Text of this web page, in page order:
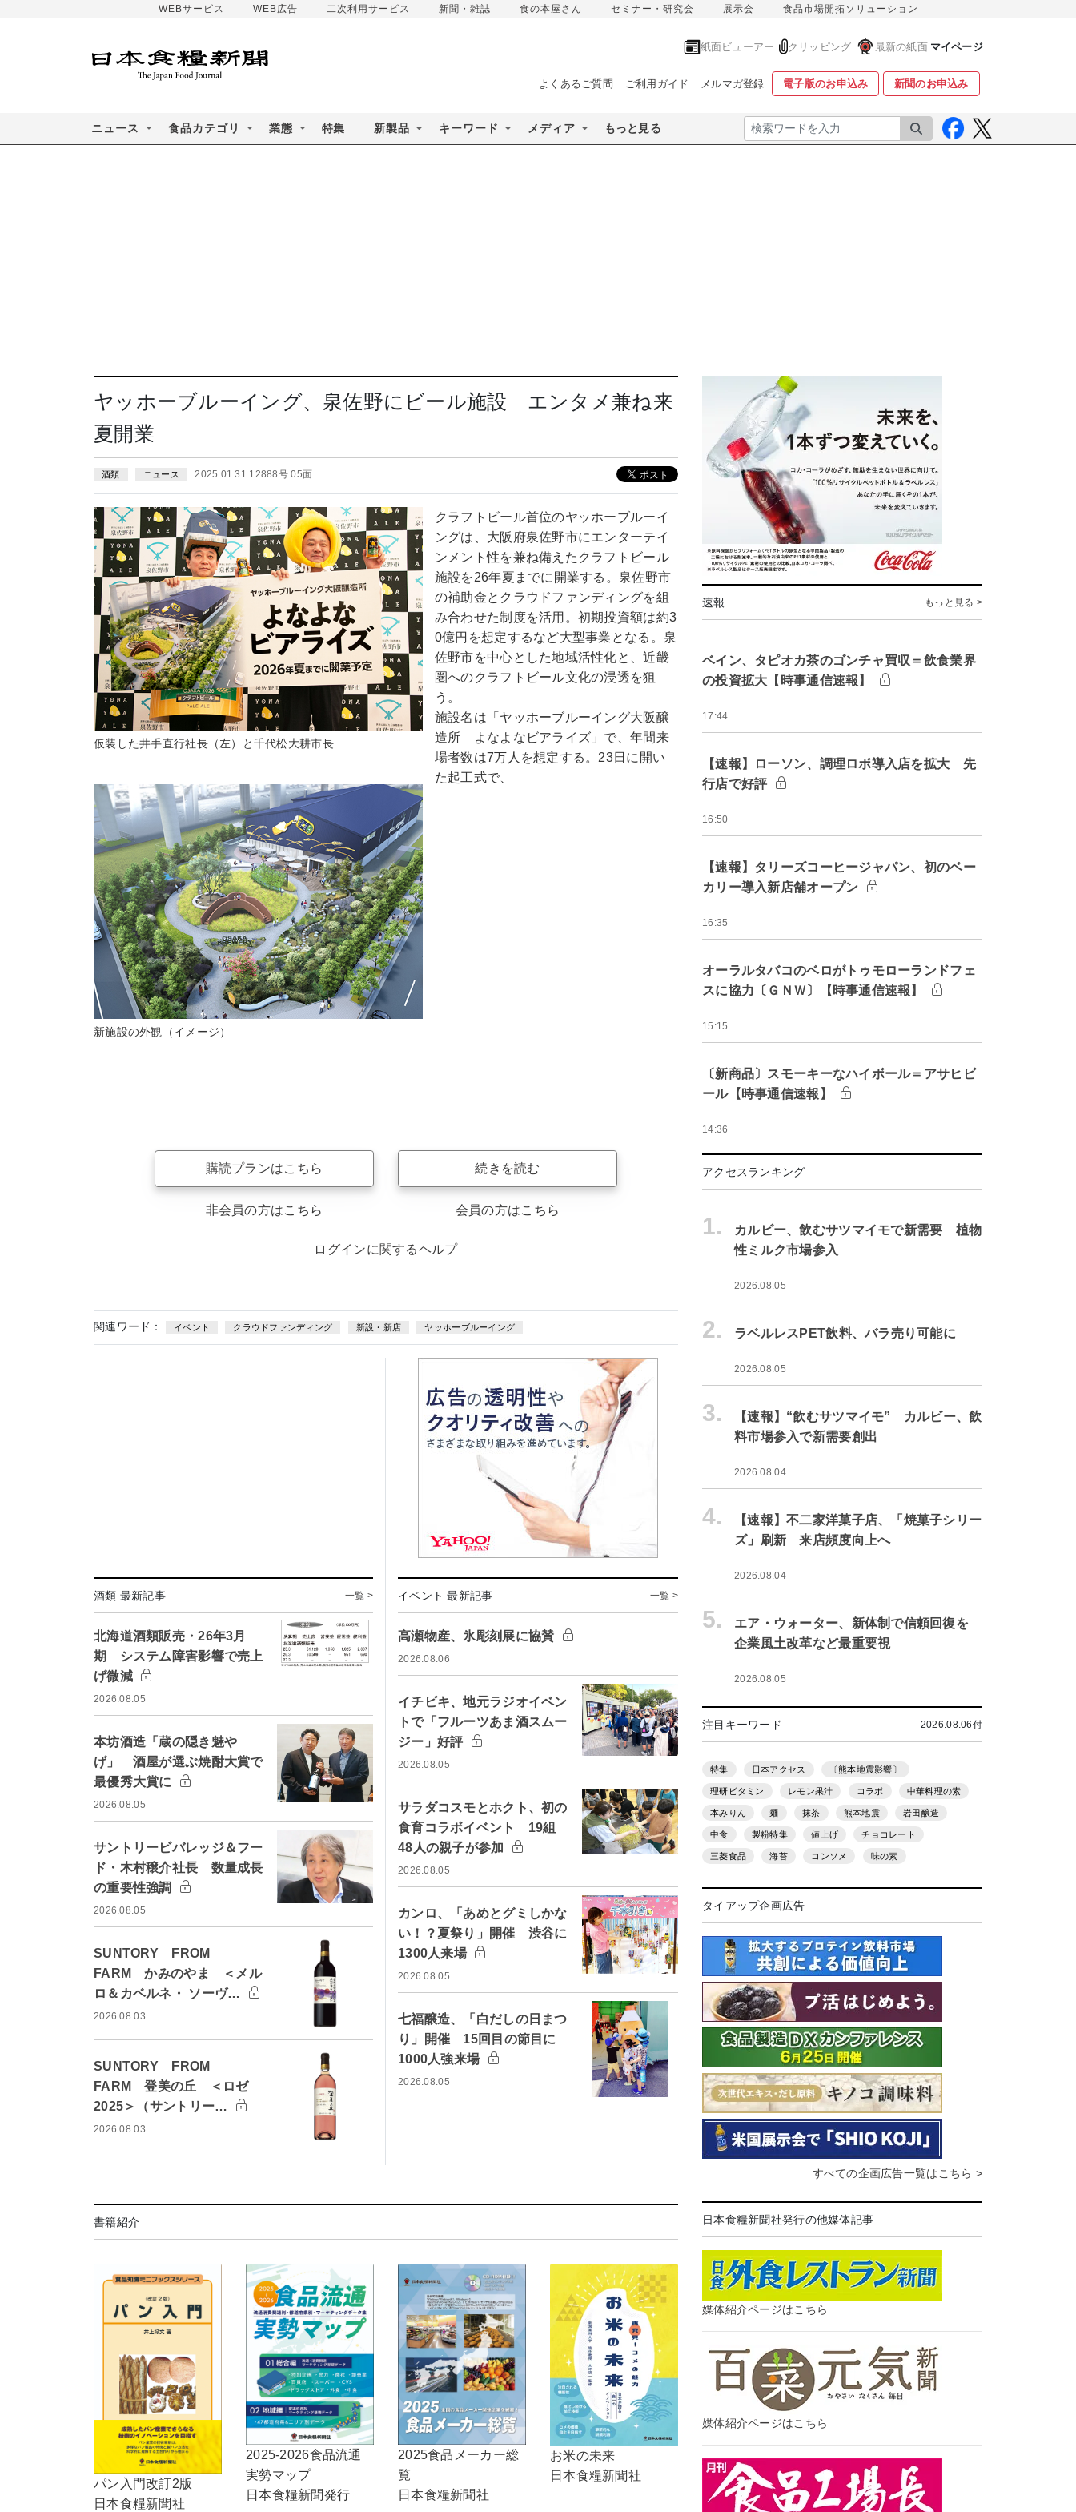
WEBサービス WEB広告 二次利用サービス 新聞・雑誌 食の本屋さん セミナー・研究会 展示会 食品市場開拓ソリューション
紙面ビューアー クリッピング 最新の紙面 マイページ
よくあるご質問 ご利用ガイド メルマガ登録 電子版のお申込み 新聞のお申込み
ニュース 食品カテゴリ 業態 特集 新製品 キーワード メディア もっと見る 検索
ヤッホーブルーイング、泉佐野にビール施設 エンタメ兼ね来
夏開業
酒類 ニュース 2025.01.31 12888号 05面
仮装した井手直行社長（左）と千代松大耕市長
新施設の外観（イメージ）
クラフトビール首位のヤッホーブルーイ
ングは、大阪府泉佐野市にエンターテイ
ンメント性を兼ね備えたクラフトビール
施設を26年夏までに開業する。泉佐野市
の補助金とクラウドファンディングを組
み合わせた制度を活用。初期投資額は約3
0億円を想定するなど大型事業となる。泉
佐野市を中心とした地域活性化と、近畿
圏へのクラフトビール文化の浸透を狙
う。
施設名は「ヤッホーブルーイング大阪醸
造所 よなよなビアライズ」で、年間来
場者数は7万人を想定する。23日に開い
た起工式で、
購読プランはこちら
非会員の方はこちら
続きを読む
会員の方はこちら
ログインに関するヘルプ
関連ワード： イベント クラウドファンディング 新設・新店 ヤッホーブルーイング
酒類 最新記事 一覧 >
北海道酒類販売・26年3月
期 システム障害影響で売上
げ微減
2026.08.05
本坊酒造「蔵の隠き魅や
げ」 酒屋が選ぶ焼酎大賞で
最優秀大賞に
2026.08.05
サントリービバレッジ＆フー
ド・木村穣介社長 数量成長
の重要性強調
2026.08.05
SUNTORY FROM
FARM かみのやま ＜メル
ロ＆カベルネ・ ソーヴ…
2026.08.03
SUNTORY FROM
FARM 登美の丘 ＜ロゼ
2025＞（サントリー…
2026.08.03
イベント 最新記事 一覧 >
高瀬物産、氷彫刻展に協賛
2026.08.06
イチビキ、地元ラジオイベン
トで「フルーツあま酒スムー
ジー」好評
2026.08.05
サラダコスモとホクト、初の
食育コラボイベント 19組
48人の親子が参加
2026.08.05
カンロ、「あめとグミしかな
い！？夏祭り」開催 渋谷に
1300人来場
2026.08.05
七福醸造、「白だしの日まつ
り」開催 15回目の節目に
1000人強来場
2026.08.05
書籍紹介
パン入門改訂2版
日本食糧新聞社
2025-2026食品流通
実勢マップ
日本食糧新聞発行
2025食品メーカー総
覧
日本食糧新聞社
お米の未来
日本食糧新聞社
速報 もっと見る >
ベイン、タピオカ茶のゴンチャ買収＝飲食業界
の投資拡大【時事通信速報】
17:44
【速報】ローソン、調理ロボ導入店を拡大 先
行店で好評
16:50
【速報】タリーズコーヒージャパン、初のベー
カリー導入新店舗オープン
16:35
オーラルタバコのベロがトゥモローランドフェ
スに協力〔ＧＮＷ〕【時事通信速報】
15:15
〔新商品〕スモーキーなハイボール＝アサヒビ
ール【時事通信速報】
14:36
アクセスランキング
1.
カルビー、飲むサツマイモで新需要 植物
性ミルク市場参入
2026.08.05
2. ラベルレスPET飲料、バラ売り可能に
2026.08.05
3.
【速報】“飲むサツマイモ” カルビー、飲
料市場参入で新需要創出
2026.08.04
4.
【速報】不二家洋菓子店、「焼菓子シリー
ズ」刷新 来店頻度向上へ
2026.08.04
5.
エア・ウォーター、新体制で信頼回復を
企業風土改革など最重要視
2026.08.05
注目キーワード 2026.08.06付
特集 日本アクセス 〔熊本地震影響〕
理研ビタミン レモン果汁 コラボ 中華料理の素
本みりん 麺 抹茶 熊本地震 岩田醸造
中食 製粉特集 値上げ チョコレート
三菱食品 海苔 コンソメ 味の素
タイアップ企画広告
すべての企画広告一覧はこちら >
日本食糧新聞社発行の他媒体記事
媒体紹介ページはこちら
媒体紹介ページはこちら